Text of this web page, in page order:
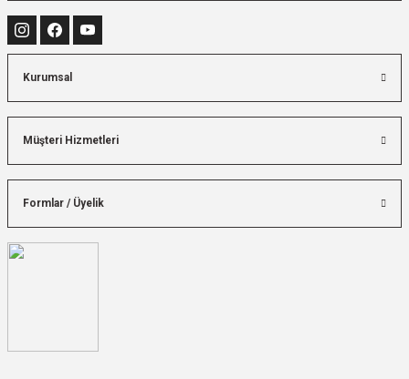
Kurumsal
Müşteri Hizmetleri
Formlar / Üyelik